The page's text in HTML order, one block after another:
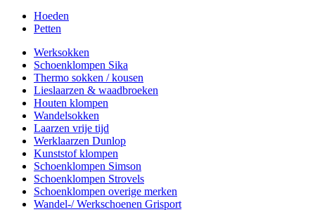
Hoeden
Petten
Werksokken
Schoenklompen Sika
Thermo sokken / kousen
Lieslaarzen & waadbroeken
Houten klompen
Wandelsokken
Laarzen vrije tijd
Werklaarzen Dunlop
Kunststof klompen
Schoenklompen Simson
Schoenklompen Strovels
Schoenklompen overige merken
Wandel-/ Werkschoenen Grisport